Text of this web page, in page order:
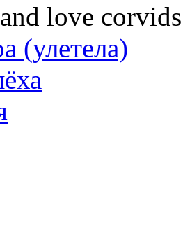
love corvids
(улетела)